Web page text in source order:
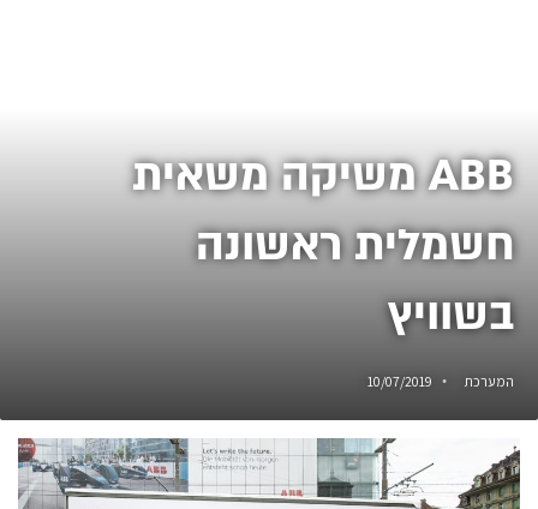
ABB משיקה משאית
חשמלית ראשונה
בשוויץ
המערכת 10/07/2019